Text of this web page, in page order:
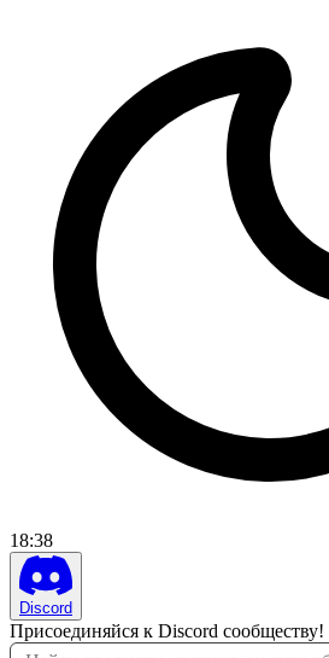
18:38
Discord
Присоединяйся к Discord сообществу!